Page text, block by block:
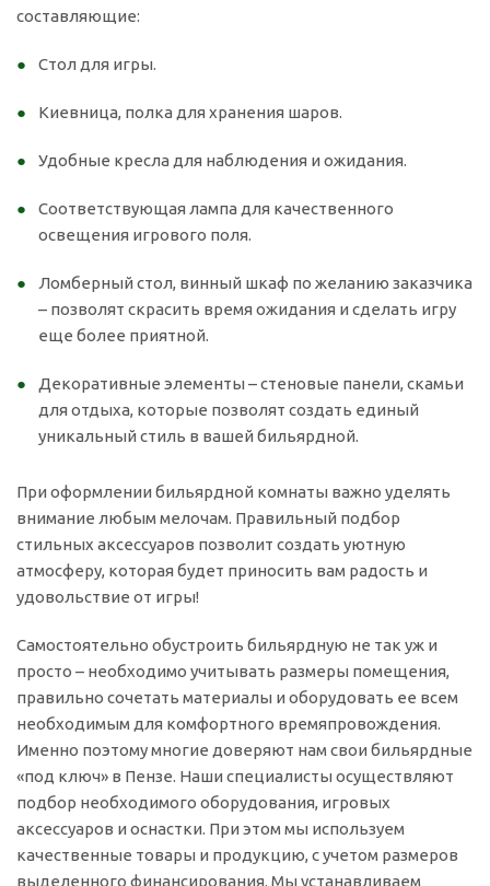
составляющие:
Стол для игры.
Киевница, полка для хранения шаров.
Удобные кресла для наблюдения и ожидания.
Соответствующая лампа для качественного
освещения игрового поля.
Ломберный стол, винный шкаф по желанию заказчика
– позволят скрасить время ожидания и сделать игру
еще более приятной.
Декоративные элементы – стеновые панели, скамьи
для отдыха, которые позволят создать единый
уникальный стиль в вашей бильярдной.
При оформлении бильярдной комнаты важно уделять
внимание любым мелочам. Правильный подбор
стильных аксессуаров позволит создать уютную
атмосферу, которая будет приносить вам радость и
удовольствие от игры!
Самостоятельно обустроить бильярдную не так уж и
просто – необходимо учитывать размеры помещения,
правильно сочетать материалы и оборудовать ее всем
необходимым для комфортного времяпровождения.
Именно поэтому многие доверяют нам свои бильярдные
«под ключ» в Пензе. Наши специалисты осуществляют
подбор необходимого оборудования, игровых
аксессуаров и оснастки. При этом мы используем
качественные товары и продукцию, с учетом размеров
выделенного финансирования. Мы устанавливаем